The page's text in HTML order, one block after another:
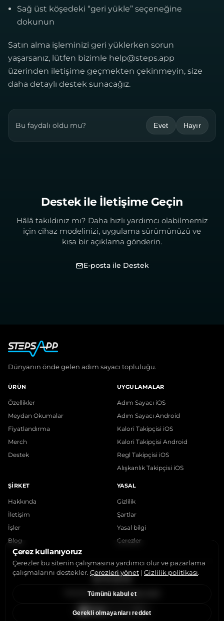
Sağ üst köşedeki “geri yükle” seçeneğine
dokunun
Satın alma işleminizi geri yüklerken sorun
yaşarsanız, lütfen bizimle help@steps.app
üzerinden iletişime geçmekten çekinmeyin, size
daha detaylı destek sunacağız.
Bu faydalı oldu mu? Evet Hayır
Destek ile İletişime Geçin
Hâlâ takıldınız mı? Daha hızlı yardımcı olabilmemiz
için cihaz modelinizi, uygulama sürümünüzü ve
kısa bir açıklama gönderin.
E-posta ile Destek
Dünyanın önde gelen adım sayacı topluluğu.
ÜRÜN
Özellikler
Meydan Okumalar
Fiyatlandırma
Merch
Destek
UYGULAMALAR
Adım Sayacı iOS
Adım Sayacı Android
Kalori Takipçisi iOS
Kalori Takipçisi Android
Regl Takipçisi iOS
Alışkanlık Takipçisi iOS
ŞIRKET
Hakkında
İletişim
İşler
Blog
YASAL
Gizlilik
Şartlar
Yasal bilgi
Çerezler
StepsApp © 2015-2026Çerezleri yönet
Çerez kullanıyoruz
Çerezler bu sitenin çalışmasına yardımcı olur ve pazarlama
çalışmalarını destekler. Çerezleri yönet | Gizlilik politikası.
Tümünü kabul et
Gerekli olmayanları reddet